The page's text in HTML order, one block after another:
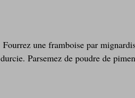
durcie. Parsemez de poudre de